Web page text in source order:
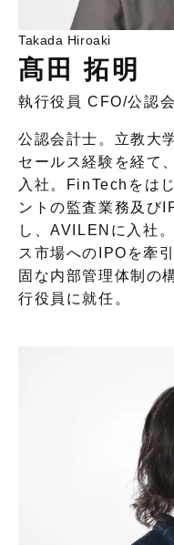
Takada Hiroaki
髙田 拓明
執行役員 CFO/公認
公認会計士。立教大
セールス経験を経て
入社。FinTechをは
ントの監査業務及び
し、AVILENに入社
ス市場へのIPOを牽
固な内部管理体制の
行役員に就任。